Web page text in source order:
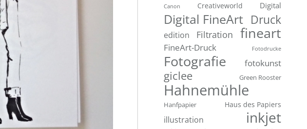
Canon
Creativeworld Digital
Digital FineArt Druck
edition Filtration fineart
FineArt-Druck Fotodrucke
Fotografie fotokunst
giclee Green Rooster
Hahnemühle
Hanfpapier Haus des Papiers
illustration inkjet